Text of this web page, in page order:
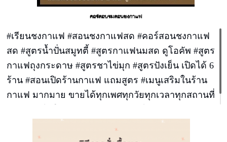
คอร์สอบรมสอนชงกาแฟ
#เรียนชงกาแฟ #สอนชงกาแฟสด #คอร์สอนชงกาแฟ
สด #สูตรน้ำปั่นสมูทตี้ #สูตรกาแฟนมสด ดูโอคัพ #สูตร
กาแฟถุงกระดาษ #สูตรชาไข่มุก #สูตรปังเย็น เปิดได้ 6
ร้าน #สอนเปิดร้านกาแฟ แถมสูตร #เมนูเสริมในร้าน
กาแฟ มากมาย ขายได้ทุกเพศทุกวัยทุกเวลาทุกสถานที่